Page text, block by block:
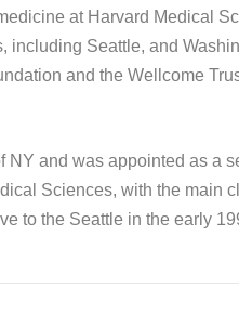
at Harvard Medical
including Seattle, and
and the Wellcome
and was appointed as a
Sciences, with the main
to the Seattle in the early